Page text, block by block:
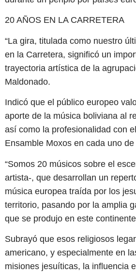
20 AÑOS EN LA CARRETERA
“La gira, titulada como nuestro
en la Carretera, significó un
trayectoria artística de la
Maldonado.
Indicó que el público europeo
aporte de la música boliviana al
así como la profesionalidad con
Ensamble Moxos en cada uno
“Somos 20 músicos sobre el
artista-, que desarrollan un
música europea traída por los
territorio, pasando por la amplia
que se produjo en este
Subrayó que esos religiosos
americano, y especialmente en
misiones jesuíticas, la influencia